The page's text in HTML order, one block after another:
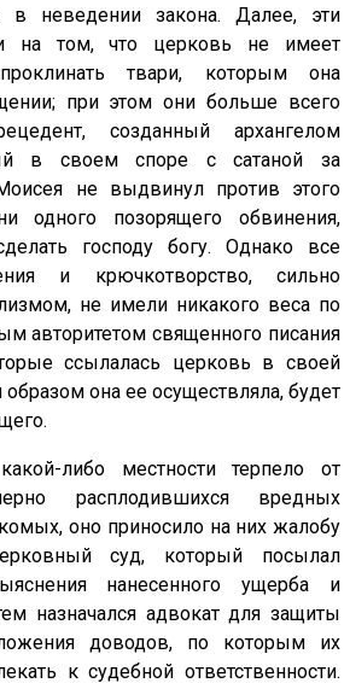
неведении закона. Далее, эти
на том, что церковь не имеет
твари, которым она
при этом они больше всего
созданный архангелом
в своем споре с сатаной за
не выдвинул против этого
одного позорящего обвинения,
господу богу. Однако все
и крючкотворство, сильно
не имели никакого веса по
авторитетом священного писания
ссылалась церковь в своей
она ее осуществляла, будет
либо местности терпело от
расплодившихся вредных
оно приносило на них жалобу
суд, который посылал
нанесенного ущерба и
назначался адвокат для защиты
доводов, по которым их
к судебной ответственности.